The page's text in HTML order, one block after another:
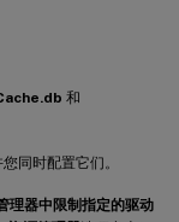
和
同时配置它们。
理器中限制指定的驱动